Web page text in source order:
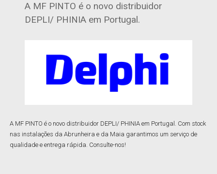
A MF PINTO é o novo distribuidor
DEPLI/ PHINIA em Portugal.
A MF PINTO é o novo distribuidor DEPLI/ PHINIA em Portugal. Com stock
nas instalações da Abrunheira e da Maia garantimos um serviço de
qualidade e entrega rápida. Consulte-nos!